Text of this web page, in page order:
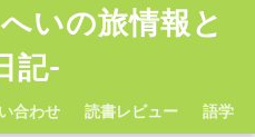
いの旅情報と
記-
合わせ 読書レビュー 語学